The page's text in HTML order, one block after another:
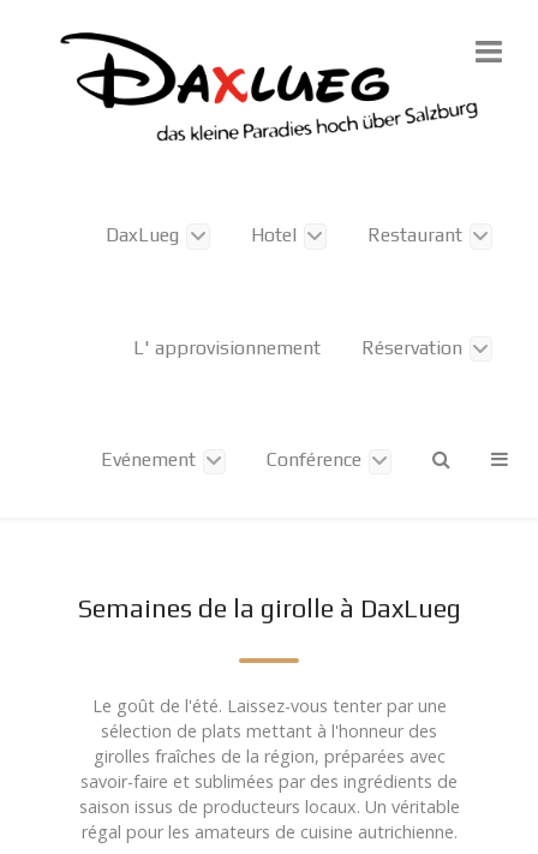
DaxLueg Hotel Restaurant
L' approvisionnement Réservation
Evénement Conférence
Semaines de la girolle à DaxLueg
Le goût de l'été. Laissez-vous tenter par une
sélection de plats mettant à l'honneur des
girolles fraîches de la région, préparées avec
savoir-faire et sublimées par des ingrédients de
saison issus de producteurs locaux. Un véritable
régal pour les amateurs de cuisine autrichienne.